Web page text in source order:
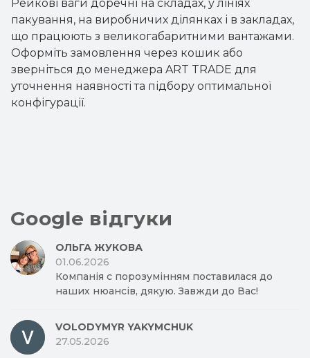
Рейкові ваги доречні на складах, у лініях
пакування, на виробничих ділянках і в закладах,
що працюють з великогабаритними вантажами.
Оформіть замовлення через кошик або
зверніться до менеджера ART TRADE для
уточнення наявності та підбору оптимальної
конфігурації.
Google відгуки
ОЛЬГА ЖУКОВА
01.06.2026
Компанія с порозумінням поставилася до
наших нюансів, дякую. Завжди до Вас!
VOLODYMYR YAKYMCHUK
27.05.2026